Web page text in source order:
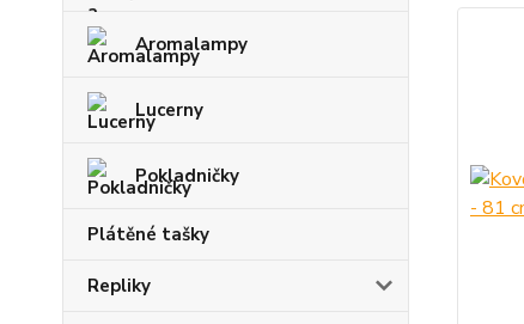
Aromalampy
Lucerny
Pokladničky
Plátěné tašky
Repliky